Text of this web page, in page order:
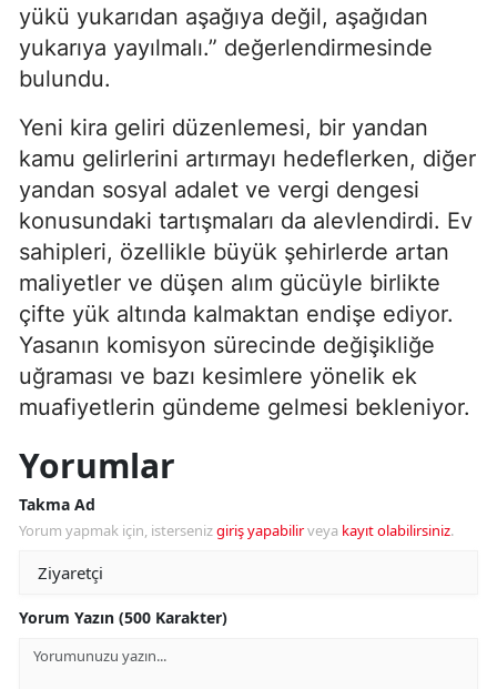
yükü yukarıdan aşağıya değil, aşağıdan
yukarıya yayılmalı.” değerlendirmesinde
bulundu.
Yeni kira geliri düzenlemesi, bir yandan
kamu gelirlerini artırmayı hedeflerken, diğer
yandan sosyal adalet ve vergi dengesi
konusundaki tartışmaları da alevlendirdi. Ev
sahipleri, özellikle büyük şehirlerde artan
maliyetler ve düşen alım gücüyle birlikte
çifte yük altında kalmaktan endişe ediyor.
Yasanın komisyon sürecinde değişikliğe
uğraması ve bazı kesimlere yönelik ek
muafiyetlerin gündeme gelmesi bekleniyor.
Yorumlar
Takma Ad
Yorum yapmak için, istersenizgiriş yapabilirveya kayıt olabilirsiniz.
Yorum Yazın (500 Karakter)